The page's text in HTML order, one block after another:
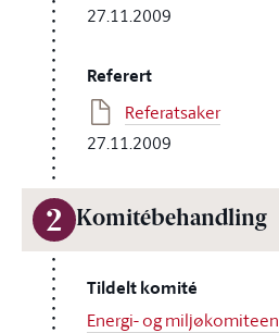
27.11.2009
Referert
Referatsaker
27.11.2009
2 Komitébehandling
Tildelt komité
Energi- og miljøkomiteen